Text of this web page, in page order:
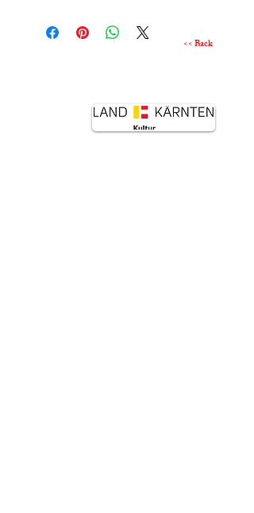
<< Back